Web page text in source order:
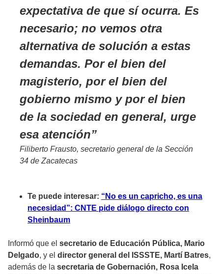
expectativa de que sí ocurra. Es
necesario; no vemos otra
alternativa de solución a estas
demandas. Por el bien del
magisterio, por el bien del
gobierno mismo y por el bien
de la sociedad en general, urge
esa atención
Filiberto Frausto, secretario general de la Sección
34 de Zacatecas
Te puede interesar: “No es un capricho, es una
necesidad”: CNTE pide diálogo directo con
Sheinbaum
Informó que el secretario de Educación Pública, Mario
Delgado, y el director general del ISSSTE, Martí Batres,
además de la secretaria de Gobernación, Rosa Icela